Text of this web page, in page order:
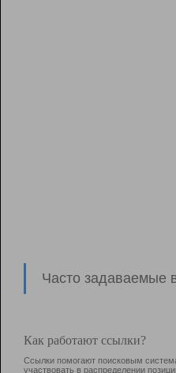
Часто задаваемые
Как работают ссылки?
Ссылки помогают поисковым
участвовать в раcпределении